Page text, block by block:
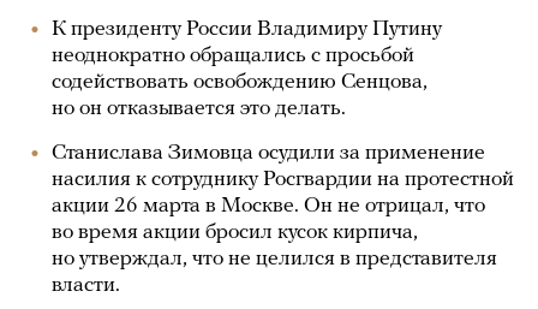
К президенту России Владимиру Путину
неоднократно обращались с просьбой
содействовать освобождению Сенцова,
но он отказывается это делать.
Станислава Зимовца осудили за применение
насилия к сотруднику Росгвардии на протестной
акции 26 марта в Москве. Он не отрицал, что
во время акции бросил кусок кирпича,
но утверждал, что не целился в представителя
власти.